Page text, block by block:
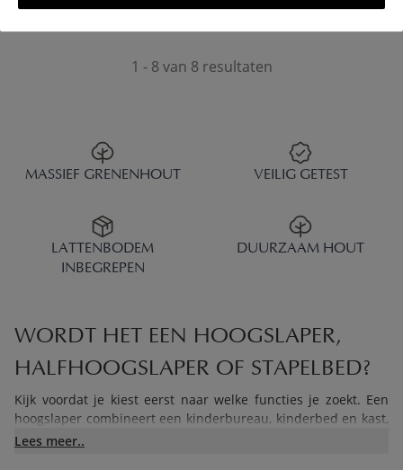
1 - 8 van 8 resultaten
MASSIEF GRENENHOUT VEILIG GETEST
LATTENBODEM
INBEGREPEN
DUURZAAM HOUT
WORDT HET EEN HOOGSLAPER,
HALFHOOGSLAPER OF STAPELBED?
Kijk voordat je kiest eerst naar welke functies je zoekt. Een
hoogslaper combineert een kinderbureau, kinderbed en kast,
zoals de Ombre die bed, bureau én kast binnen 2,5 m²
Lees meer..